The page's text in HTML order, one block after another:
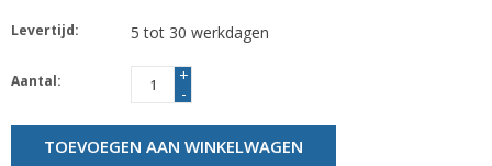
Levertijd: 5 tot 30 werkdagen
Aantal:
+
-
TOEVOEGEN AAN WINKELWAGEN